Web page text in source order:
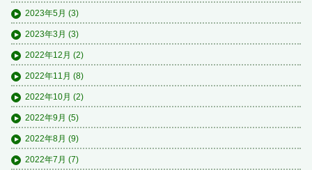
2023年5月 (3)
2023年3月 (3)
2022年12月 (2)
2022年11月 (8)
2022年10月 (2)
2022年9月 (5)
2022年8月 (9)
2022年7月 (7)